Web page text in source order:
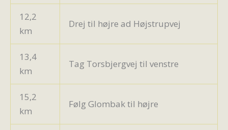
12,2
km
Drej til højre ad Højstrupvej
13,4
km
Tag Torsbjergvej til venstre
15,2
km
Følg Glombak til højre